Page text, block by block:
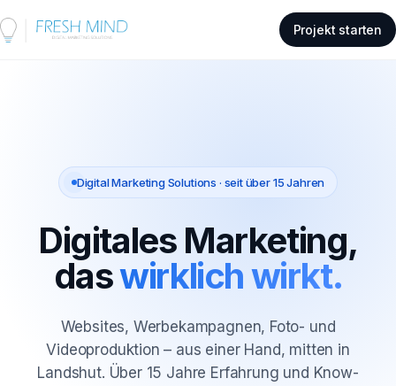
Projekt starten
Digital Marketing Solutions · seit über 15 Jahren
Digitales Marketing,
daswirklich wirkt.
Websites, Werbekampagnen, Foto- und
Videoproduktion – aus einer Hand, mitten in
Landshut. Über 15 Jahre Erfahrung und Know-